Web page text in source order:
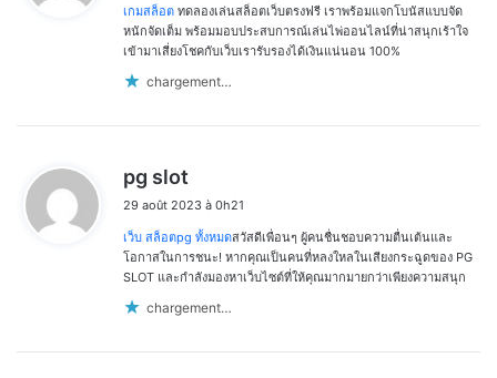
:
เกมสล็อต ทดลองเล่นสล็อตเว็บตรงฟรี เราพร้อมแจกโบนัสแบบจัด
หนักจัดเต็ม พร้อมมอบประสบการณ์เล่นไพ่ออนไลน์ที่น่าสนุกเร้าใจ
เข้ามาเสี่ยงโชคกับเว็บเรารับรองได้เงินแน่นอน 100%
chargement…
pg slot
t
:
29 août 2023 à 0h21
เว็บ สล็อตpg ทั้งหมดสวัสดีเพื่อนๆ ผู้คนชื่นชอบความตื่นเต้นและ
โอกาสในการชนะ! หากคุณเป็นคนที่หลงใหลในเสียงกระฉูดของ PG
SLOT และกำลังมองหาเว็บไซต์ที่ให้คุณมากมายกว่าเพียงความสนุก
chargement…